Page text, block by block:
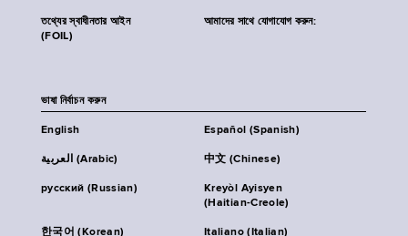
তথ্যের স্বাধীনতার আইন
(FOIL)
আমাদের সাথে যোগাযোগ করুন:
ভাষা নির্বাচন করুন
English Español (Spanish)
العربية (Arabic) 中文 (Chinese)
русский (Russian)
Kreyòl Ayisyen
(Haitian-Creole)
한국어 (Korean) Italiano (Italian)